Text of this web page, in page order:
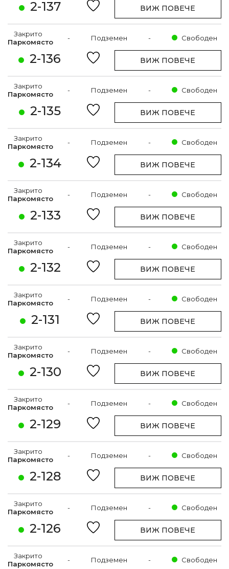
2-137 ВИЖ ПОВЕЧЕ
2-136
Закрито
Паркомясто
- Подземен - Свободен
ВИЖ ПОВЕЧЕ
2-135
Закрито
Паркомясто
- Подземен - Свободен
ВИЖ ПОВЕЧЕ
2-134
Закрито
Паркомясто
- Подземен - Свободен
ВИЖ ПОВЕЧЕ
2-133
Закрито
Паркомясто
- Подземен - Свободен
ВИЖ ПОВЕЧЕ
2-132
Закрито
Паркомясто
- Подземен - Свободен
ВИЖ ПОВЕЧЕ
2-131
Закрито
Паркомясто
- Подземен - Свободен
ВИЖ ПОВЕЧЕ
2-130
Закрито
Паркомясто
- Подземен - Свободен
ВИЖ ПОВЕЧЕ
2-129
Закрито
Паркомясто
- Подземен - Свободен
ВИЖ ПОВЕЧЕ
2-128
Закрито
Паркомясто
- Подземен - Свободен
ВИЖ ПОВЕЧЕ
2-126
Закрито
Паркомясто
- Подземен - Свободен
ВИЖ ПОВЕЧЕ
Закрито
Паркомясто
- Подземен - Свободен